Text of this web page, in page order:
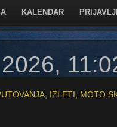
KALENDAR
IZLETI, MOTO